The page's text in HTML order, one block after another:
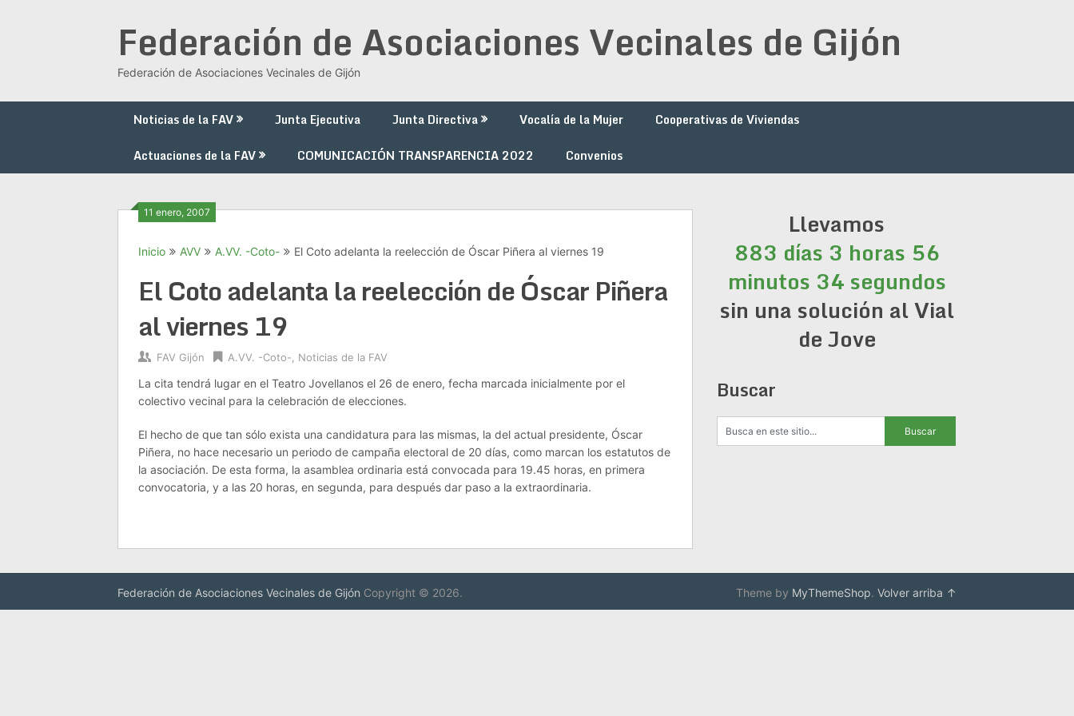
Federación de Asociaciones Vecinales de Gijón
Federación de Asociaciones Vecinales de Gijón
Noticias de la FAV Junta Ejecutiva Junta Directiva Vocalía de la Mujer
Cooperativas de Viviendas
Actuaciones de la FAV
COMUNICACIÓN TRANSPARENCIA 2022 Convenios
11 enero, 2007
Inicio AVV A.VV. -Coto- El Coto adelanta la reelección de Óscar Piñera al viernes 19
El Coto adelanta la reelección de Óscar Piñera
al viernes 19
FAV Gijón A.VV. -Coto- Noticias de la FAV
La cita tendrá lugar en el Teatro Jovellanos el 26 de enero, fecha marcada inicialmente por el
colectivo vecinal para la celebración de elecciones.
El hecho de que tan sólo exista una candidatura para las mismas, la del actual presidente, Óscar
Piñera, no hace necesario un periodo de campaña electoral de 20 días, como marcan los estatutos de
la asociación. De esta forma, la asamblea ordinaria está convocada para 19.45 horas, en primera
convocatoria, y a las 20 horas, en segunda, para después dar paso a la extraordinaria.
Llevamos
883 días 3 horas 56
minutos 34 segundos
sin una solución al Vial
de Jove
Buscar
Federación de Asociaciones Vecinales de Gijón Copyright © 2026. Theme by MyThemeShop. Volver arriba ↑